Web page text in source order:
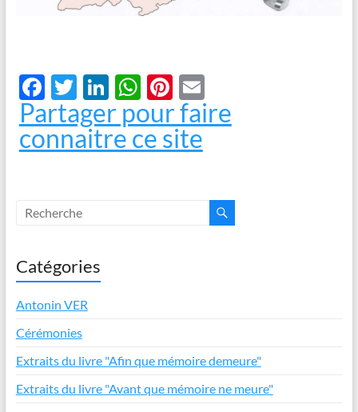
F
ac
e
o
T
w
itt
Li
n
k
W
h
at
Pi
nt
er
E
m
Partager pour faire
connaitre ce site
Catégories
Antonin VER
Cérémonies
Extraits du livre "Afin que mémoire demeure"
Extraits du livre "Avant que mémoire ne meure"